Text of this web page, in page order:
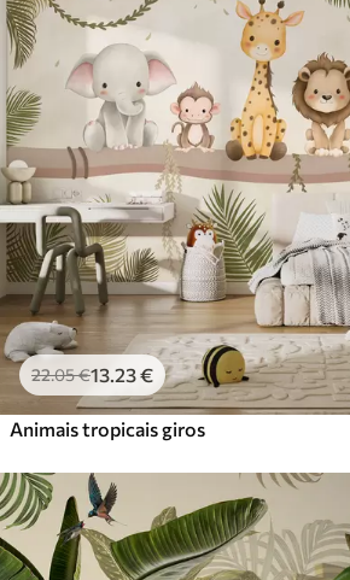
Standard
27.00 €/m²
Premium
56.6734.00€/m²
Vinil Premium
65.0039.00€/m²
Peel and Stick
81.6749.00€/m²
22.05€13 .23€
Animais tropicais giros